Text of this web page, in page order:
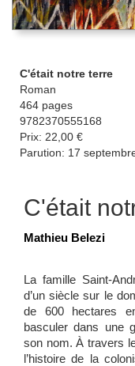
C'était notre terre
Roman
464 pages
9782370555168
Prix: 22,00 €
Parution: 17
C'était
Mathieu Belezi
La famille Saint-
d’un siècle sur le
de 600 hectares
basculer dans une
son nom. À travers
l’histoire de la